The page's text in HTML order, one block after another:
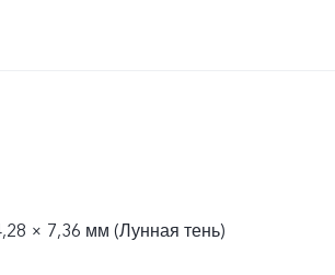
× 7,36 мм (Лунная тень)